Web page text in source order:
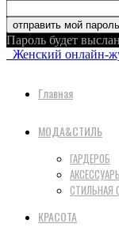
Пароль будет
Женский онлайн-
Главная
МОДА&СТИЛЬ
ГАРДЕРОБ
СТИЛЬНАЯ
КРАСОТА